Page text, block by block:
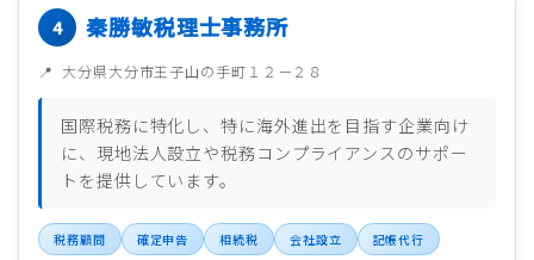
秦勝敏税理士事務所
大分県大分市王子山の手町１２－２８
国際税務に特化し、特に海外進出を目指す企業向け
に、現地法人設立や税務コンプライアンスのサポー
トを提供しています。
税務顧問 確定申告 相続税 会社設立 記帳代行